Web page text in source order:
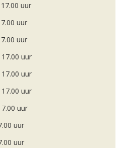
uur
uur
uur
uur
uur
uur
uur
uur
uur